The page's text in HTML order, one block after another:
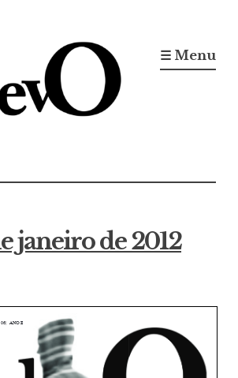
☰ Menu
janeiro de 2012